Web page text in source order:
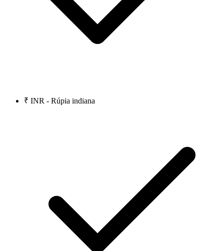
₹ INR - Rúpia indiana